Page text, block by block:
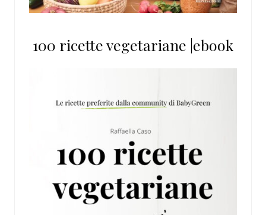
100 ricette vegetariane |ebook